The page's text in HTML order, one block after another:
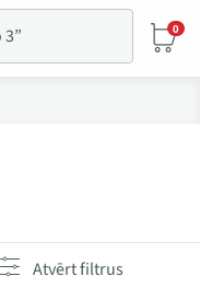
0
Atvērt filtrus